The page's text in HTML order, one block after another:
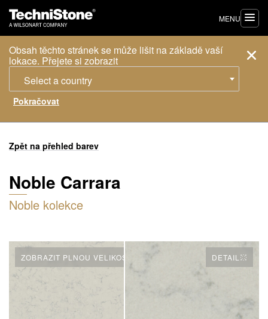
Obsah těchto stránek se může lišit na základě vaší
lokace. Přejete si zobrazit
Select a country
MENU
Zpět na přehled barev
Noble Carrara
Noble kolekce
ZOBRAZIT PLNOU VELIKOST DETAIL